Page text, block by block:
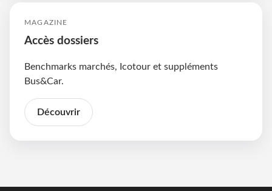
MAGAZINE
Accès dossiers
Benchmarks marchés, Icotour et suppléments
Bus&Car.
Découvrir